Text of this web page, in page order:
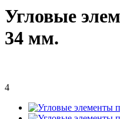
Угловые
34 мм.
4